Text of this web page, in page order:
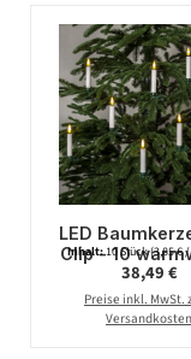
LED
Clip - 10
LED -
Timer - 10er
Inhalt:10 Stück(3,85 €
Regulärer
38,49 €
Preise inkl. MwSt.
Versandkosten